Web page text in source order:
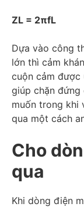
ZL = 2πfL
Dựa vào công
lớn thì cảm
cuộn cảm được
giúp chặn đứng
muốn trong khi
qua một cách
Cho
qua
Khi dòng điện